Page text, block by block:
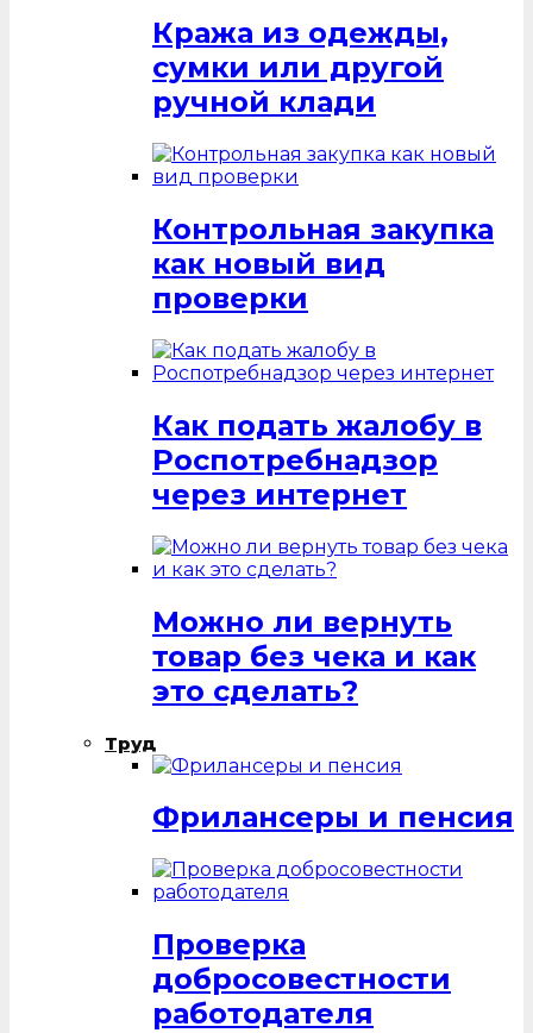
Кража из одежды,
сумки или другой
ручной клади
Контрольная закупка
как новый вид
проверки
Как подать жалобу в
Роспотребнадзор
через интернет
Можно ли вернуть
товар без чека и как
это сделать?
Труд
Фрилансеры и пенсия
Проверка
добросовестности
работодателя